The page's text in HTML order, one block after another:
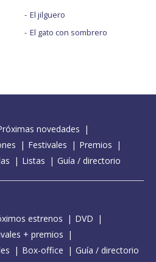
El jilguero
El gato con sombrero
novedades
Festivales
Premios
Listas Guía / directorio
estrenos
DVD
+ premios
Box-office Guía / directorio